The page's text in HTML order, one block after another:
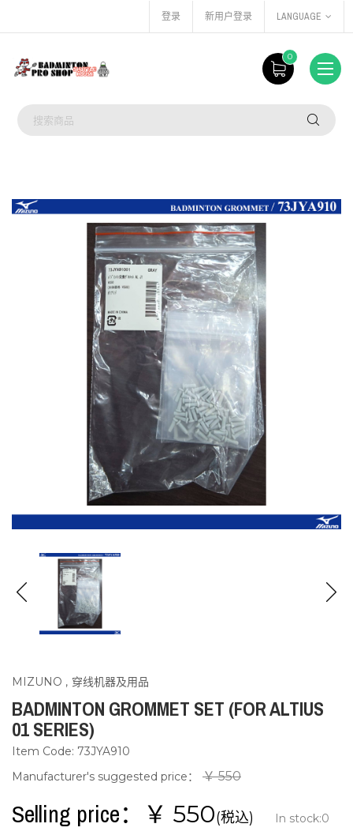
登录 新用户登录 LANGUAGE
0
MIZUNO , 穿线机器及用品
BADMINTON GROMMET SET (FOR ALTIUS
01 SERIES)
Item Code: 73JYA910
Manufacturer's suggested price：
￥ 550
Selling price：￥ 550(税込) In stock:0